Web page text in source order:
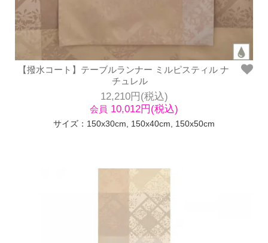
【撥水コート】テーブルランナー ミルピスティル ナ
チュレル
12,210円(税込)
会員 10,012円(税込)
サイズ：150x30cm, 150x40cm, 150x50cm